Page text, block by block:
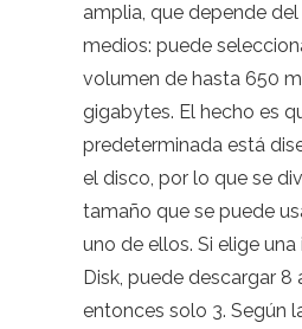
amplia, que depende
medios: puede
volumen de hasta 650
gigabytes. El hecho es
predeterminada está
el disco, por lo que se
tamaño que se puede
uno de ellos. Si elige
Disk, puede descargar 8
entonces solo 3. Según